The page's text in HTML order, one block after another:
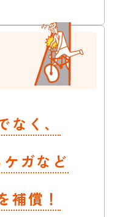
なく、
ガなど
補償！